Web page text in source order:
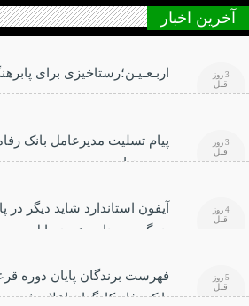
آخرین اخبار
اربـعـیـن؛رستاخیزی برای 3 روز
قبل
پیام تسلیت مدیرعامل بانک
رسیدن اربعین حسینی
3 روز
قبل
آیفون استاندارد شاید دیگر در
بزرگ در برنامه عرضه اپل
4 روز
قبل
فهرست برندگان پایان دوره
بانک رفاه کارگران اعلام شد
5 روز
قبل